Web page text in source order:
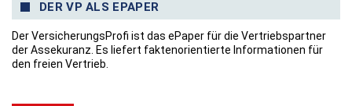
DER VP ALS EPAPER
Der VersicherungsProfi ist das ePaper für die Vertriebspartner
der Assekuranz. Es liefert faktenorientierte Informationen für
den freien Vertrieb.